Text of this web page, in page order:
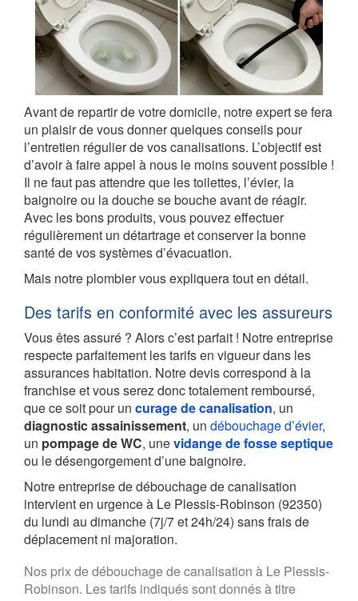
Avant de repartir de votre domicile, notre expert se fera
un plaisir de vous donner quelques conseils pour
l’entretien régulier de vos canalisations. L’objectif est
d’avoir à faire appel à nous le moins souvent possible !
Il ne faut pas attendre que les toilettes, l’évier, la
baignoire ou la douche se bouche avant de réagir.
Avec les bons produits, vous pouvez effectuer
régulièrement un détartrage et conserver la bonne
santé de vos systèmes d’évacuation.
Mais notre plombier vous expliquera tout en détail.
Des tarifs en conformité avec les assureurs
Vous êtes assuré ? Alors c’est parfait ! Notre entreprise
respecte parfaitement les tarifs en vigueur dans les
assurances habitation. Notre devis correspond à la
franchise et vous serez donc totalement remboursé,
que ce soit pour un curage de canalisation, un
diagnostic assainissement, un débouchage d’évier,
un pompage de WC, unevidange de fosse septique
ou le désengorgement d’une baignoire.
Notre entreprise de débouchage de canalisation
intervient en urgence à Le Plessis-Robinson (92350)
du lundi au dimanche (7j/7 et 24h/24) sans frais de
déplacement ni majoration.
Nos prix de débouchage de canalisation à Le Plessis-
Robinson. Les tarifs indiqués sont donnés à titre